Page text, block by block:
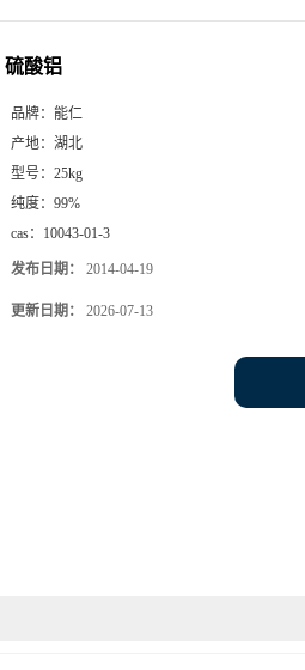
硫酸铝
品牌： 能仁
产地： 湖北
型号： 25kg
纯度： 99%
cas： 10043-01-3
发布日期： 2014-04-19
更新日期： 2026-07-13